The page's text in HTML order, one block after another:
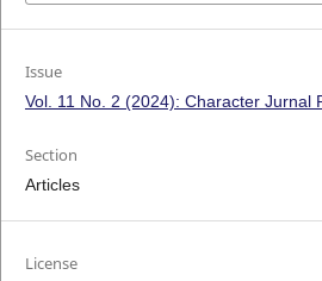
Issue
Vol. 11 No. 2 (2024): Character Jurnal
Section
Articles
License